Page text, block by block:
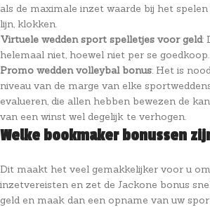
als de maximale inzet waarde bij het
lijn, klokken.
Virtuele wedden sport spelletjes voor geld:
helemaal niet, hoewel niet per se goedkoop.
Promo wedden volleybal bonus: Het is
niveau van de marge van elke
evalueren, die allen hebben bewezen de
van een winst wel degelijk te verhogen.
Welke bookmaker bonussen
Dit maakt het veel gemakkelijker voor u
inzetvereisten en zet de Jackone bonus
geld en maak dan een opname van uw